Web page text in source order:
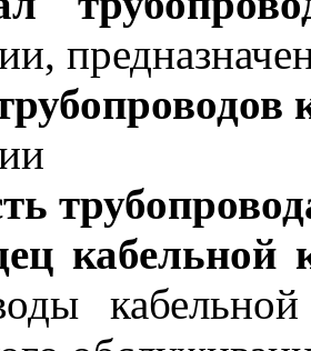
кабельной